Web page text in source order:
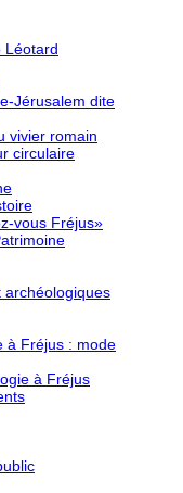
Léotard
Jérusalem dite
vivier romain
circulaire
vous Fréjus»
archéologiques
à Fréjus : mode
à Fréjus